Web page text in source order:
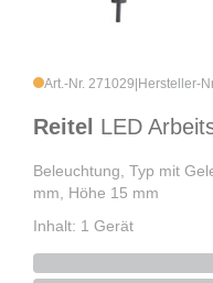
Art.-Nr. 271029 Hersteller-
Reitel LED
Beleuchtung, Typ mit
mm, Höhe 15 mm
Inhalt: 1 Gerät